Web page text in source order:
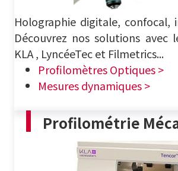
Holographie digitale, confocal,
Découvrez nos solutions avec
KLA , LyncéeTec et Filmetrics...
Profilomètres Optiques >
Mesures dynamiques >
Profilométrie